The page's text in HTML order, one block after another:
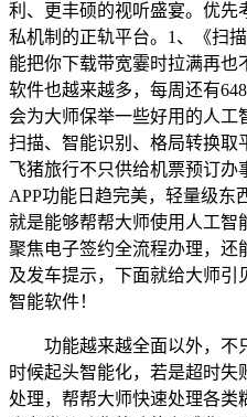
利、更丰硕的视听盛宴。优先
私机制的正轨平台。1、《扫
能把你下载带宽霎时拉满再
软件也越来越多，每周还有
会为大师保举一些好用的人
扫描、智能识别、格局转换取
飞猪旅行不只供给机票预订办
APP功能日趋完美，轻量级东
就是能够帮帮大师使用人工智
聚焦电子签约全流程办理，还
及发车提示，下面就给大师引
智能软件！
功能越来越全面以外，不
时候起头智能化，若是超时
处理，帮帮大师快速处理各类